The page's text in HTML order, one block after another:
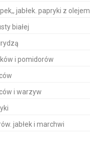
jabłek. papryki z olejem
białej
i pomidorów
i warzyw
jabłek i marchwi